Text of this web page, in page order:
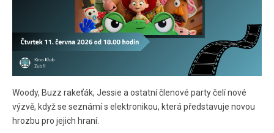
Woody, Buzz rakeťák, Jessie a ostatní členové party čelí nové
výzvě, když se seznámí s elektronikou, která představuje novou
hrozbu pro jejich hraní.